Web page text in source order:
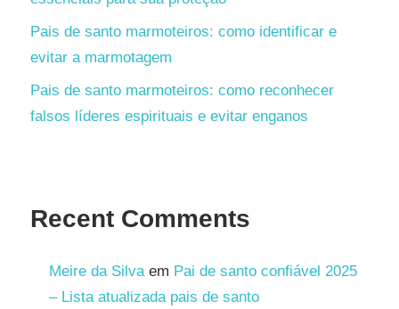
Pais de santo marmoteiros: como identificar e
evitar a marmotagem
Pais de santo marmoteiros: como reconhecer
falsos líderes espirituais e evitar enganos
Recent Comments
Meire da Silvaem Pai de santo confiável 2025
– Lista atualizada pais de santo